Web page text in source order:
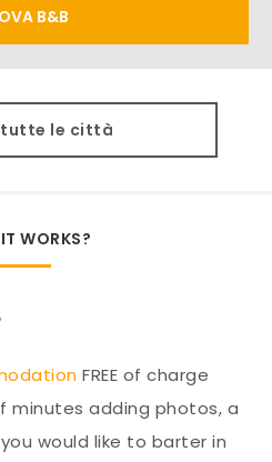
le città
WORKS?
FREE of charge
minutes adding photos, a
would like to barter in